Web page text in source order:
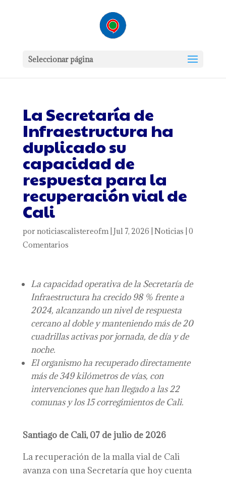
Seleccionar página
La Secretaría de
Infraestructura ha
duplicado su
capacidad de
respuesta para la
recuperación vial de
Cali
por noticiascalistereofm| Jul 7, 2026 Noticias 0
Comentarios
La capacidad operativa de la Secretaría de
Infraestructura ha crecido 98 % frente a
2024, alcanzando un nivel de respuesta
cercano al doble y manteniendo más de 20
cuadrillas activas por jornada, de día y de
noche.
El organismo ha recuperado directamente
más de 349 kilómetros de vías, con
intervenciones que han llegado a las 22
comunas y los 15 corregimientos de Cali.
Santiago de Cali, 07 de julio de 2026
La recuperación de la malla vial de Cali
avanza con una Secretaría que hoy cuenta